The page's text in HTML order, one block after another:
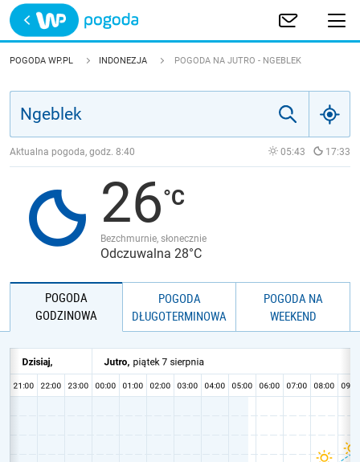
Trwa ładowanie
POLSKA
JAKOŚĆ POWIETRZA
POGODA WP.PL INDONEZJA POGODA NA JUTRO - NGEBLEK
Aktualna pogoda, godz. 8:40 05:43 17:33
26
Bezchmurnie, słonecznie
Odczuwalna 28°C
POGODA
GODZINOWA
POGODA
DŁUGOTERMINOWA
POGODA NA
WEEKEND